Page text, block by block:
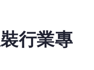
行業專